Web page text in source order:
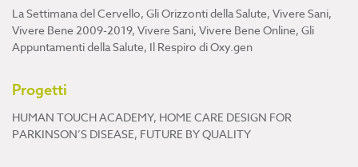
La Settimana del Cervello, Gli Orizzonti della Salute, Vivere Sani,
Vivere Bene 2009-2019, Vivere Sani, Vivere Bene Online, Gli
Appuntamenti della Salute, Il Respiro di Oxy.gen
Progetti
HUMAN TOUCH ACADEMY, HOME CARE DESIGN FOR
PARKINSON’S DISEASE, FUTURE BY QUALITY